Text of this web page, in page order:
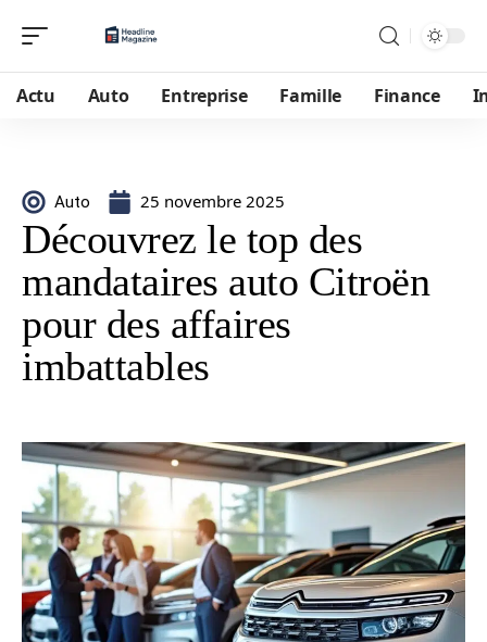
Actu Auto Entreprise Famille Finance
Auto 25 novembre 2025
Découvrez le top des
mandataires auto Citroën
pour des affaires
imbattables